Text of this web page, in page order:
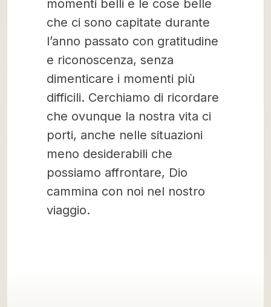
momenti belli e le cose belle
che ci sono capitate durante
l’anno passato con gratitudine
e riconoscenza, senza
dimenticare i momenti più
difficili. Cerchiamo di ricordare
che ovunque la nostra vita ci
porti, anche nelle situazioni
meno desiderabili che
possiamo affrontare, Dio
cammina con noi nel nostro
viaggio.